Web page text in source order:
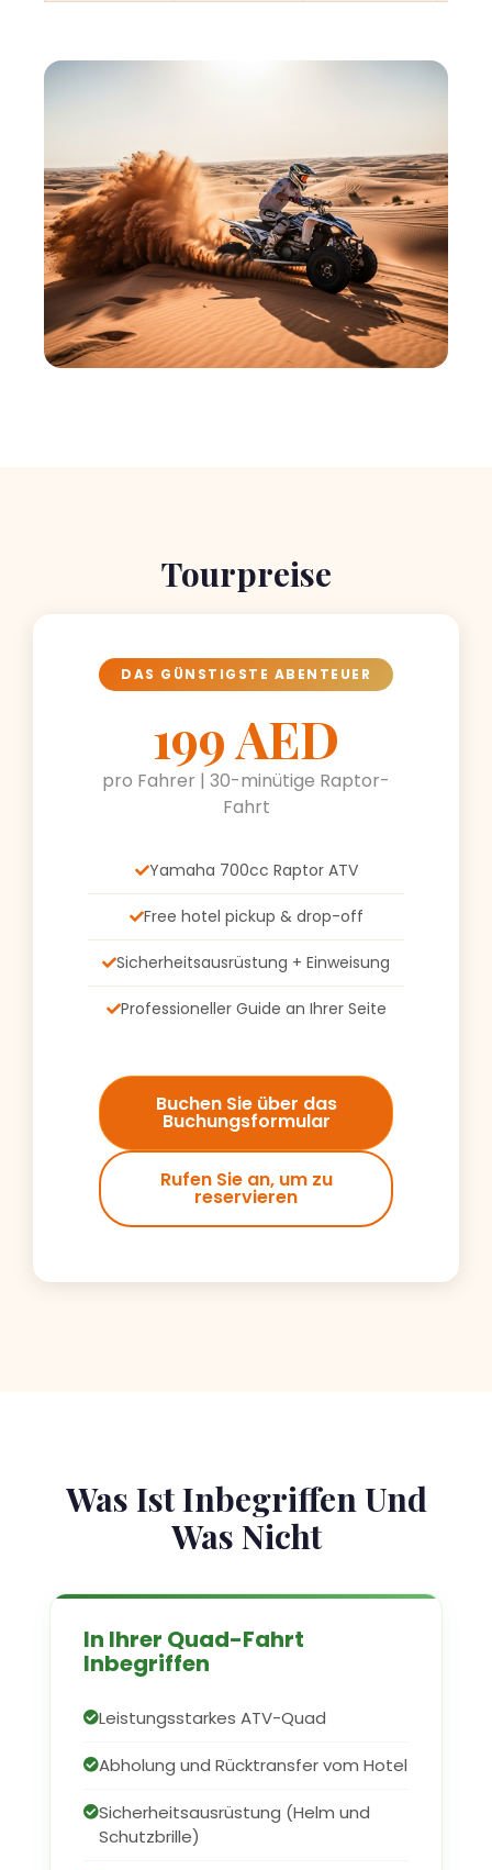
Tourpreise
DAS GÜNSTIGSTE ABENTEUER
199 AED
pro Fahrer | 30-minütige Raptor-
Fahrt
Yamaha 700cc Raptor ATV
Free hotel pickup & drop-off
Sicherheitsausrüstung + Einweisung
Professioneller Guide an Ihrer Seite
Buchen Sie über das
Buchungsformular
Rufen Sie an, um zu
reservieren
Was Ist Inbegriffen Und
Was Nicht
In Ihrer Quad-Fahrt
Inbegriffen
Leistungsstarkes ATV-Quad
Abholung und Rücktransfer vom Hotel
Sicherheitsausrüstung (Helm und
Schutzbrille)